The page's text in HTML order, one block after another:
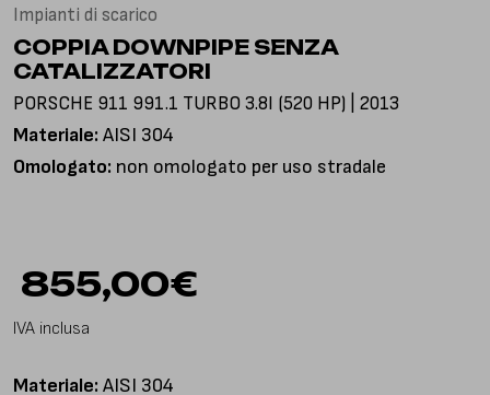
Impianti di scarico
COPPIA DOWNPIPE SENZA
CATALIZZATORI
PORSCHE 911 991.1 TURBO 3.8I (520 HP) | 2013
Materiale: AISI 304
Omologato: non omologato per uso stradale
€
855,00
IVA inclusa
Materiale: AISI 304